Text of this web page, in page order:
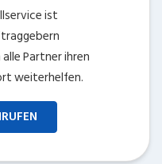
ist
Partner ihren
weiterhelfen.